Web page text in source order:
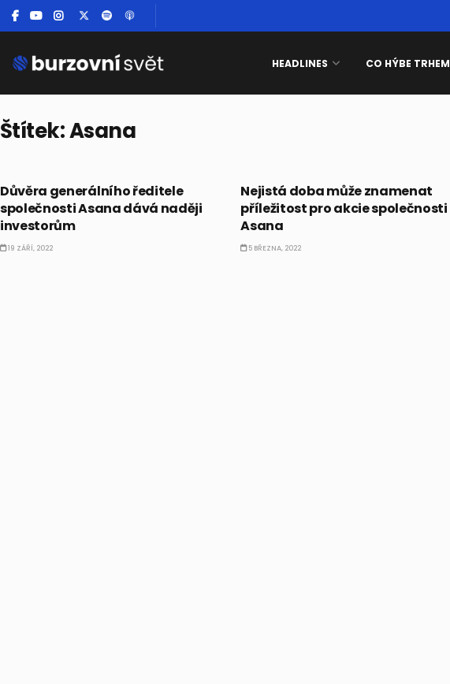
HEADLINES CO HÝBE TRHEM
Štítek:Asana
Důvěra generálního ředitele
společnosti Asana dává naději
investorům
19 ZÁŘÍ, 2022
Nejistá doba může znamenat
příležitost pro akcie společnosti
Asana
5 BŘEZNA, 2022